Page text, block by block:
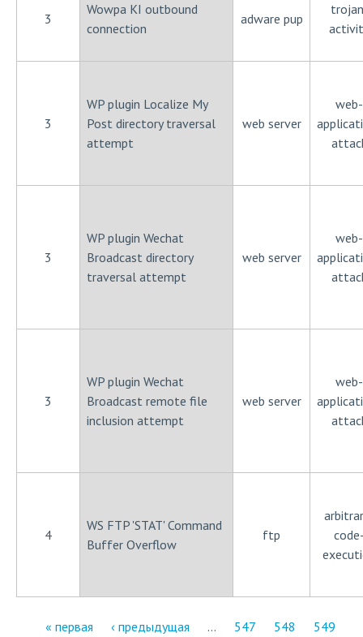
3
Wowpa KI outbound
connection
adware pup
3
WP plugin Localize My
Post directory traversal
attempt
web server
web-
3
WP plugin Wechat
Broadcast directory
traversal attempt
web server
web-
3
WP plugin Wechat
Broadcast remote file
inclusion attempt
web server
web-
4
WS FTP 'STAT' Command
Buffer Overflow
ftp
« первая ‹ предыдущая … 547 548
549